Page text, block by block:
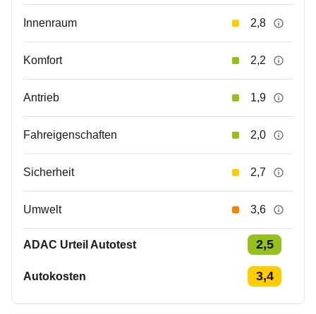
Innenraum 2,8
Komfort 2,2
Antrieb 1,9
Fahreigenschaften 2,0
Sicherheit 2,7
Umwelt 3,6
ADAC Urteil Autotest 2,5
Autokosten 3,4